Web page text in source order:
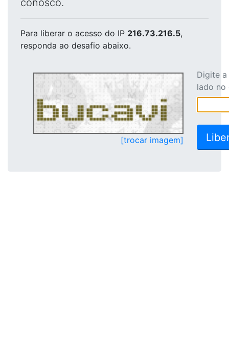
conosco.
Para liberar o acesso do IP 216.73.216.5,
responda ao desafio abaixo.
[trocar imagem]
Digite
lado no